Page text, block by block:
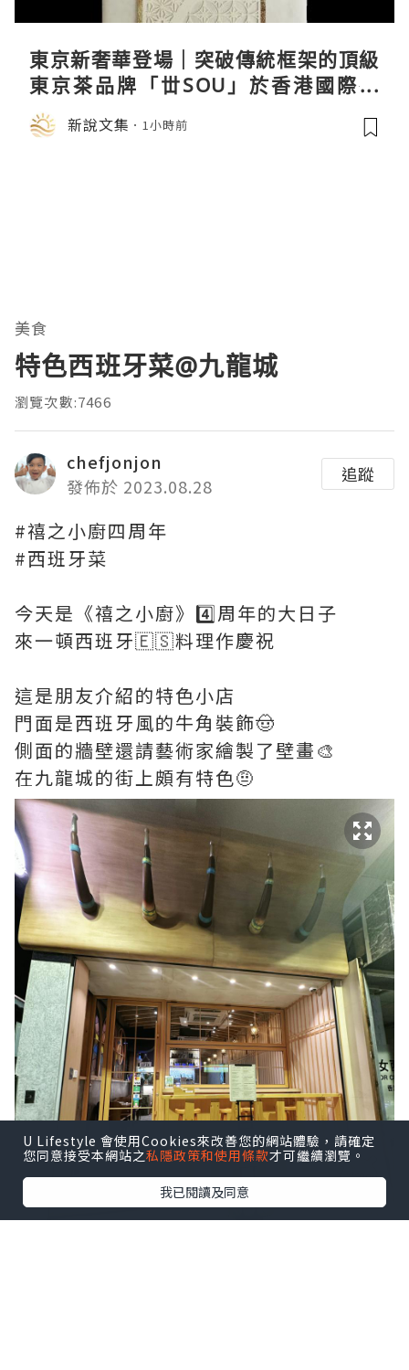
東京新奢華登場｜突破傳統框架的頂級
東京茶品牌「丗SOU」於香港國際茶
展首度亮相
新說文集 1小時前
美食
特色西班牙菜@九龍城
瀏覽次數:7466
chefjonjon
發佈於 2023.08.28
追蹤
#禧之小廚四周年
#西班牙菜
今天是《禧之小廚》4️⃣周年的大日子
來一頓西班牙🇪🇸料理作慶祝
這是朋友介紹的特色小店
門面是西班牙風的牛角裝飾🤠
側面的牆壁還請藝術家繪製了壁畫🎨
在九龍城的街上頗有特色🤨
U Lifestyle 會使用Cookies來改善您的網站體驗，請確定
您同意接受本網站之私隱政策和使用條款才可繼續瀏覽。
我已閱讀及同意